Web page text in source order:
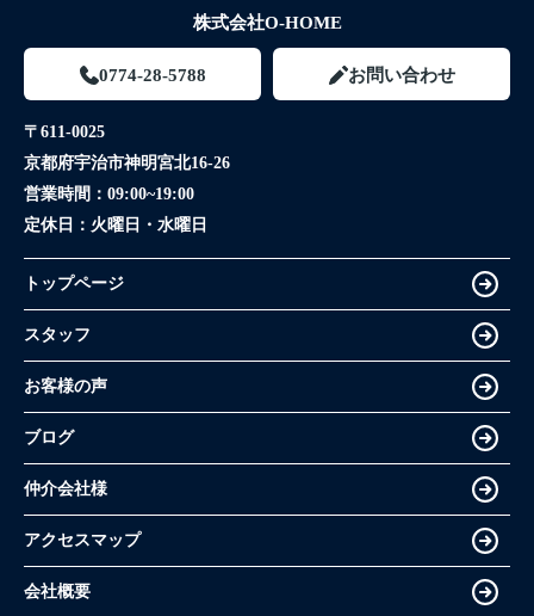
株式会社O-HOME
0774-28-5788 お問い合わせ
〒611-0025
京都府宇治市神明宮北16-26
営業時間： 09:00~19:00
定休日： 火曜日・水曜日
トップページ
スタッフ
お客様の声
ブログ
仲介会社様
アクセスマップ
会社概要